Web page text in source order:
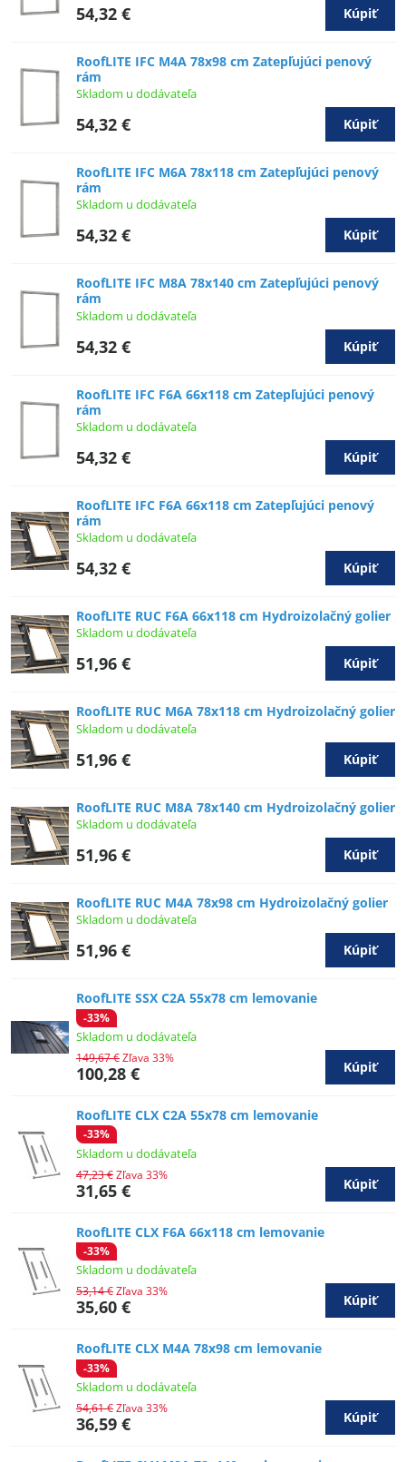
54,32 € Kúpiť
RoofLITE IFC M4A 78x98 cm Zatepľujúci penový
rám
Skladom u dodávateľa
54,32 € Kúpiť
RoofLITE IFC M6A 78x118 cm Zatepľujúci penový
rám
Skladom u dodávateľa
54,32 € Kúpiť
RoofLITE IFC M8A 78x140 cm Zatepľujúci penový
rám
Skladom u dodávateľa
54,32 € Kúpiť
RoofLITE IFC F6A 66x118 cm Zatepľujúci penový
rám
Skladom u dodávateľa
54,32 € Kúpiť
RoofLITE IFC F6A 66x118 cm Zatepľujúci penový
rám
Skladom u dodávateľa
54,32 € Kúpiť
RoofLITE RUC F6A 66x118 cm Hydroizolačný golier
Skladom u dodávateľa
51,96 € Kúpiť
RoofLITE RUC M6A 78x118 cm Hydroizolačný golier
Skladom u dodávateľa
51,96 € Kúpiť
RoofLITE RUC M8A 78x140 cm Hydroizolačný golier
Skladom u dodávateľa
51,96 € Kúpiť
RoofLITE RUC M4A 78x98 cm Hydroizolačný golier
Skladom u dodávateľa
51,96 € Kúpiť
RoofLITE SSX C2A 55x78 cm lemovanie
-33%
Skladom u dodávateľa
100,28 €
149,67 €Zľava 33%
Kúpiť
RoofLITE CLX C2A 55x78 cm lemovanie
-33%
Skladom u dodávateľa
31,65 €
47,23 €Zľava 33%
Kúpiť
RoofLITE CLX F6A 66x118 cm lemovanie
-33%
Skladom u dodávateľa
35,60 €
53,14 €Zľava 33%
Kúpiť
RoofLITE CLX M4A 78x98 cm lemovanie
-33%
Skladom u dodávateľa
36,59 €
54,61 €Zľava 33%
Kúpiť